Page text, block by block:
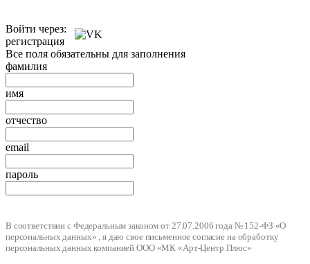
Войти через:
регистрация
Все поля обязательны для заполнения
фамилия
имя
отчество
email
пароль
В соответствии с Федеральным законом от 27.07.2006 года № 152-ФЗ «О
персональных данных» , я даю свое письменное согласие на обработку
персональных данных компанией ООО «МК «Арт-Центр Плюс»